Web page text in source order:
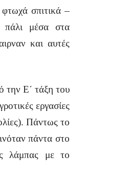
σπιτικά –
πάλι μέσα στα
και αυτές
την Ε΄ τάξη του
εργασίες
Πάντως το
πάντα στο
λάμπας με το